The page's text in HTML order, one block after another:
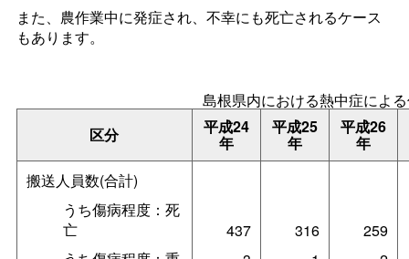
また、農作業中に発症され、不幸にも死亡されるケース
もあります。
島根県内における熱中症によ
区分
平成24
年
平成25
年
平成26
年
搬送人員数(合計)
うち傷病程度：死
亡
437
316
259